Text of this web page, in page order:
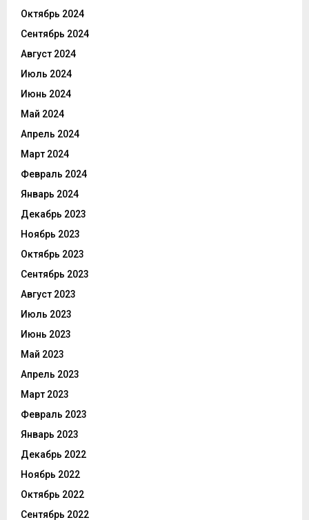
Октябрь 2024
Сентябрь 2024
Август 2024
Июль 2024
Июнь 2024
Май 2024
Апрель 2024
Март 2024
Февраль 2024
Январь 2024
Декабрь 2023
Ноябрь 2023
Октябрь 2023
Сентябрь 2023
Август 2023
Июль 2023
Июнь 2023
Май 2023
Апрель 2023
Март 2023
Февраль 2023
Январь 2023
Декабрь 2022
Ноябрь 2022
Октябрь 2022
Сентябрь 2022